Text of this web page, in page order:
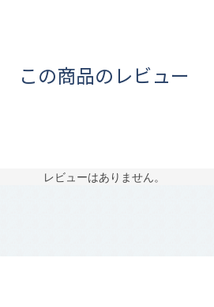
この商品のレビュー
レビューはありません。